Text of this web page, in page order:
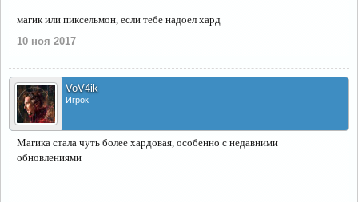
магик или пиксельмон, если тебе надоел хард
10 ноя 2017
VoV4ik
Игрок
Магика стала чуть более хардовая, особенно с недавними
обновлениями